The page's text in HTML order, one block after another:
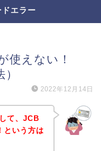
エラー
使えない！
2022年12月14日
て、JCB
という方は